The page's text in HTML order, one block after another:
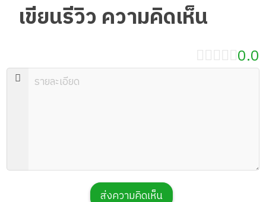
เขียนรีวิว ความคิดเห็น
0.0
ส่งความคิดเห็น